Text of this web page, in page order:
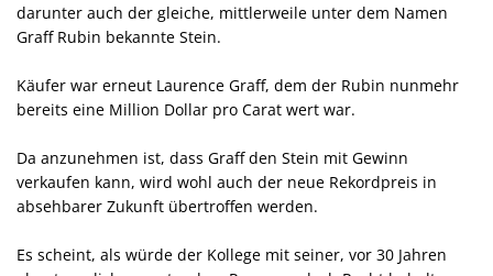
darunter auch der gleiche, mittlerweile unter dem Namen
Graff Rubin bekannte Stein.
Käufer war erneut Laurence Graff, dem der Rubin nunmehr
bereits eine Million Dollar pro Carat wert war.
Da anzunehmen ist, dass Graff den Stein mit Gewinn
verkaufen kann, wird wohl auch der neue Rekordpreis in
absehbarer Zukunft übertroffen werden.
Es scheint, als würde der Kollege mit seiner, vor 30 Jahren